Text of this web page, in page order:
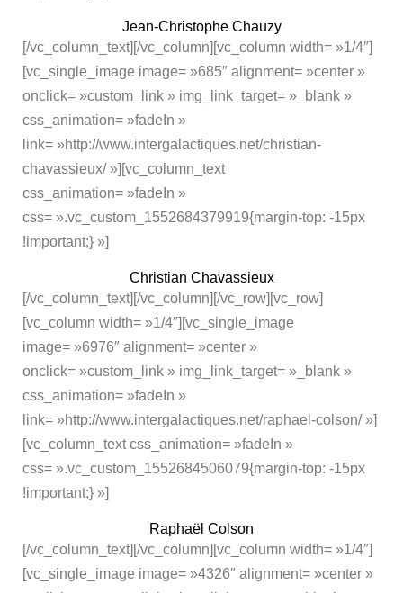
Jean-Christophe Chauzy
[/vc_column_text][/vc_column][vc_column width= »1/4″]
[vc_single_image image= »685″ alignment= »center »
onclick= »custom_link » img_link_target= »_blank »
css_animation= »fadeIn »
link= »http://www.intergalactiques.net/christian-
chavassieux/ »][vc_column_text
css_animation= »fadeIn »
css= ».vc_custom_1552684379919{margin-top: -15px
!important;} »]
Christian Chavassieux
[/vc_column_text][/vc_column][/vc_row][vc_row]
[vc_column width= »1/4″][vc_single_image
image= »6976″ alignment= »center »
onclick= »custom_link » img_link_target= »_blank »
css_animation= »fadeIn »
link= »http://www.intergalactiques.net/raphael-colson/ »]
[vc_column_text css_animation= »fadeIn »
css= ».vc_custom_1552684506079{margin-top: -15px
!important;} »]
Raphaël Colson
[/vc_column_text][/vc_column][vc_column width= »1/4″]
[vc_single_image image= »4326″ alignment= »center »